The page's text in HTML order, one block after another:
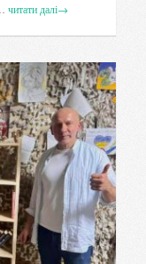
читати далі→